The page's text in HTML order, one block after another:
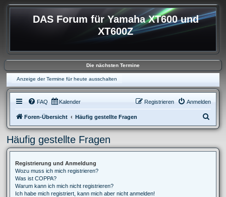
DAS Forum für Yamaha XT600 und
XT600Z
Die nächsten Termine
Anzeige der Termine für heute ausschalten
FAQ Kalender Anmelden
Registrieren
Foren-Übersicht Häufig gestellte Fragen
u
h
Häufig gestellte Fragen
Registrierung und Anmeldung
Wozu muss ich mich registrieren?
Was ist COPPA?
Warum kann ich mich nicht registrieren?
Ich habe mich registriert, kann mich aber nicht anmelden!